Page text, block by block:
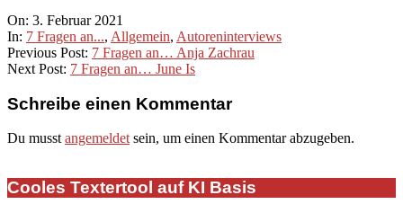
2021-
02-
03
On: 3. Februar 2021
In: 7 Fragen an..., Allgemein, Autoreninterviews
Previous Post: 7 Fragen an… Anja Zachrau
Next Post: 7 Fragen an… June Is
Schreibe einen Kommentar
Du musst angemeldet sein, um einen Kommentar abzugeben.
Cooles Textertool auf KI Basis